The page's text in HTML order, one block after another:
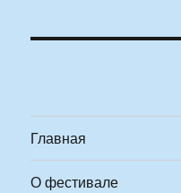
Главная
О фестивале